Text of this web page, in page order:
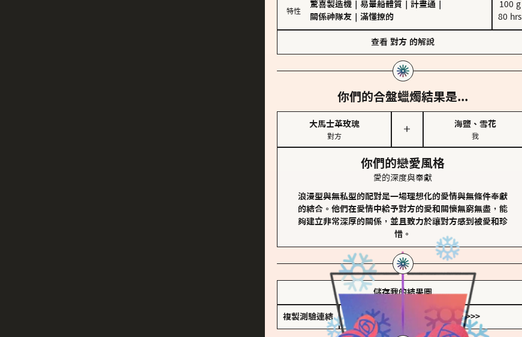
特性
驚喜製造機 易暈船體質 計畫通
關係神隊友
滿懂撩的
100 g
80 hrs
查看 對方 的解說
你們的合盤蠟燭結果是...
大馬士革玫瑰
對方
＋
海鹽、雪花
我
你們的戀愛風格
愛的深度與奉獻
浪漫型與無私型的配對是一場理想化的愛情與無條件奉獻
的結合。他們在愛情中給予對方的愛和關懷無窮無盡，能
夠建立非常深厚的關係，並且致力於讓對方感到被愛和珍
惜。
儲存我的結果圖
複製測驗連結 查看香氛類型全解析 >>>